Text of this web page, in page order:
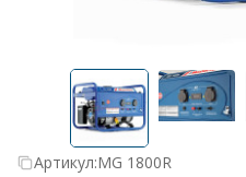
Артикул:MG 1800R